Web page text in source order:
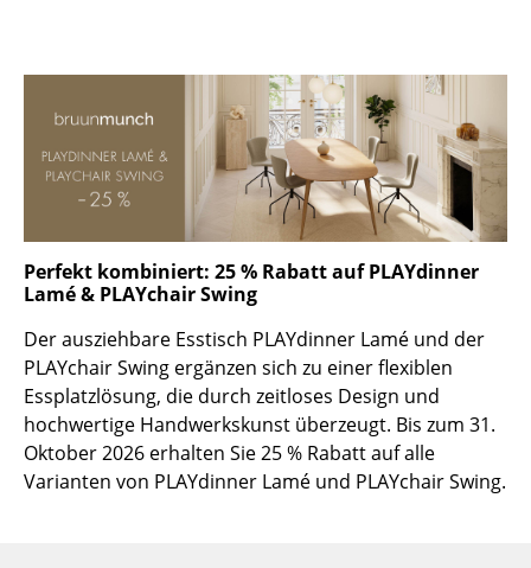
Räume
Zuhause
Wohnzimmer
Schlafzimmer
Arbeitszimmer
Diele
Badezimmer
Perfekt kombiniert: 25 % Rabatt auf PLAYdinner
Lamé & PLAYchair Swing
Der ausziehbare Esstisch PLAYdinner Lamé und der
PLAYchair Swing ergänzen sich zu einer flexiblen
Essplatzlösung, die durch zeitloses Design und
hochwertige Handwerkskunst überzeugt. Bis zum 31.
Oktober 2026 erhalten Sie 25 % Rabatt auf alle
Varianten von PLAYdinner Lamé und PLAYchair Swing.